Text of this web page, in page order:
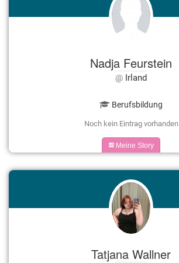
Nadja Feurstein
Irland
Berufsbildung
Noch kein Eintrag vorhanden
Meine Story
Tatjana Wallner